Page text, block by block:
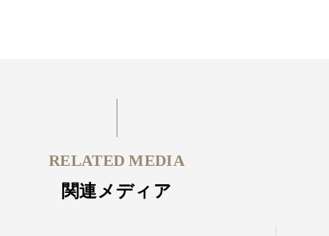
RELATED MEDIA
関連メディア